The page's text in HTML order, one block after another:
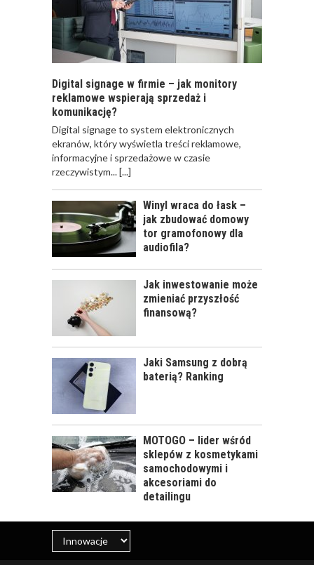
Digital signage w firmie – jak monitory
reklamowe wspierają sprzedaż i
komunikację?
​Digital signage to system elektronicznych
ekranów, który wyświetla treści reklamowe,
informacyjne i sprzedażowe w czasie
rzeczywistym...[...]
Winyl wraca do łask –
jak zbudować domowy
tor gramofonowy dla
audiofila?
Jak inwestowanie może
zmieniać przyszłość
finansową?
Jaki Samsung z dobrą
baterią? Ranking
MOTOGO – lider wśród
sklepów z kosmetykami
samochodowymi i
akcesoriami do
detailingu